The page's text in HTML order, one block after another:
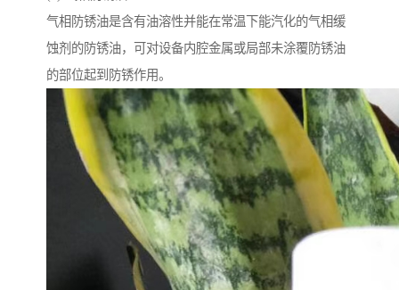
气相防锈油是含有油溶性并能在常温下能汽化的气相缓
蚀剂的防锈油，可对设备内腔金属或局部未涂覆防锈油
的部位起到防锈作用。